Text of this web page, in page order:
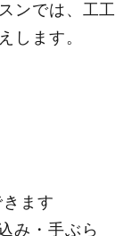
ンでは、工工
します。
ます
み・手ぶら